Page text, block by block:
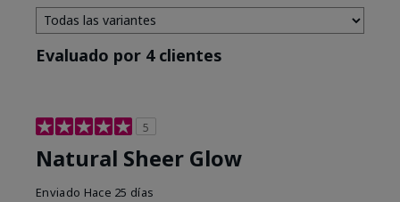
Evaluado por 4 clientes
5
Natural Sheer Glow
Enviado Hace 25 días